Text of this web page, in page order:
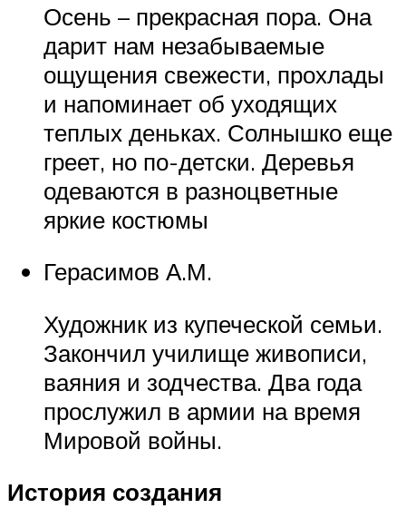
Осень – прекрасная пора. Она
дарит нам незабываемые
ощущения свежести, прохлады
и напоминает об уходящих
теплых деньках. Солнышко еще
греет, но по-детски. Деревья
одеваются в разноцветные
яркие костюмы
Герасимов А.М.
Художник из купеческой семьи.
Закончил училище живописи,
ваяния и зодчества. Два года
прослужил в армии на время
Мировой войны.
История создания